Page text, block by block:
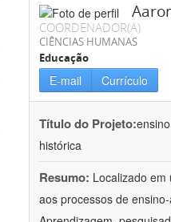
COORDENADOR(A)
CIÊNCIAS HUMANAS
Educação
E-mail Currículo
Título do Projeto:
histórica
Resumo: Localizado
aos processos de